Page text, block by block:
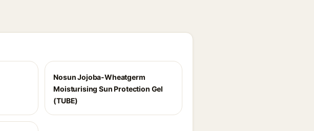
Nosun Jojoba-Wheatgerm
Moisturising Sun Protection Gel
(TUBE)